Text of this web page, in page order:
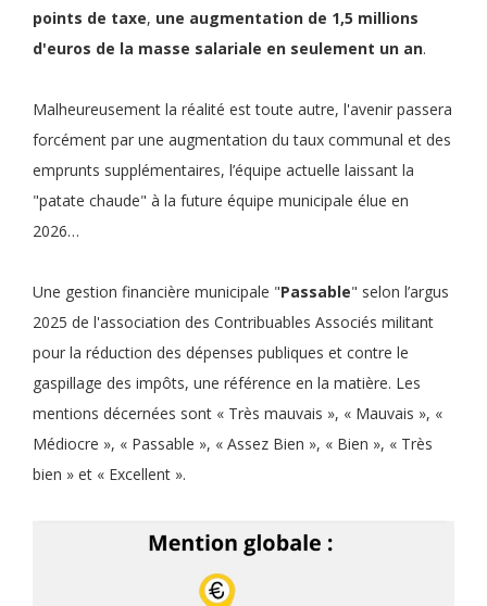
points de taxe, une augmentation de 1,5 millions
d'euros de la masse salariale en seulement un an.
Malheureusement la réalité est toute autre, l'avenir passera
forcément par une augmentation du taux communal et des
emprunts supplémentaires, l’équipe actuelle laissant la
"patate chaude" à la future équipe municipale élue en
2026…
Une gestion financière municipale "Passable" selon l’argus
2025 de l'association des Contribuables Associés militant
pour la réduction des dépenses publiques et contre le
gaspillage des impôts, une référence en la matière. Les
mentions décernées sont « Très mauvais », « Mauvais », «
Médiocre », « Passable », « Assez Bien », « Bien », « Très
bien » et « Excellent ».